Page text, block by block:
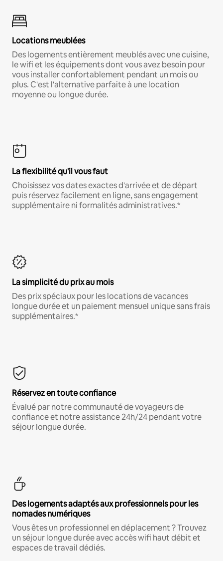
Locations meublées
Des logements entièrement meublés avec une cuisine,
le wifi et les équipements dont vous avez besoin pour
vous installer confortablement pendant un mois ou
plus. C'est l'alternative parfaite à une location
moyenne ou longue durée.
La flexibilité qu'il vous faut
Choisissez vos dates exactes d'arrivée et de départ
puis réservez facilement en ligne, sans engagement
supplémentaire ni formalités administratives.*
La simplicité du prix au mois
Des prix spéciaux pour les locations de vacances
longue durée et un paiement mensuel unique sans frais
supplémentaires.*
Réservez en toute confiance
Évalué par notre communauté de voyageurs de
confiance et notre assistance 24h/24 pendant votre
séjour longue durée.
Des logements adaptés aux professionnels pour les
nomades numériques
Vous êtes un professionnel en déplacement ? Trouvez
un séjour longue durée avec accès wifi haut débit et
espaces de travail dédiés.